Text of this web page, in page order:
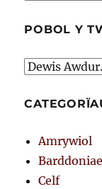
POBOL Y
Amrywiol
Celf